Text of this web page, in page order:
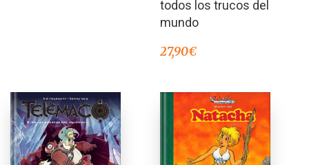
todos los trucos del
mundo
27,90€